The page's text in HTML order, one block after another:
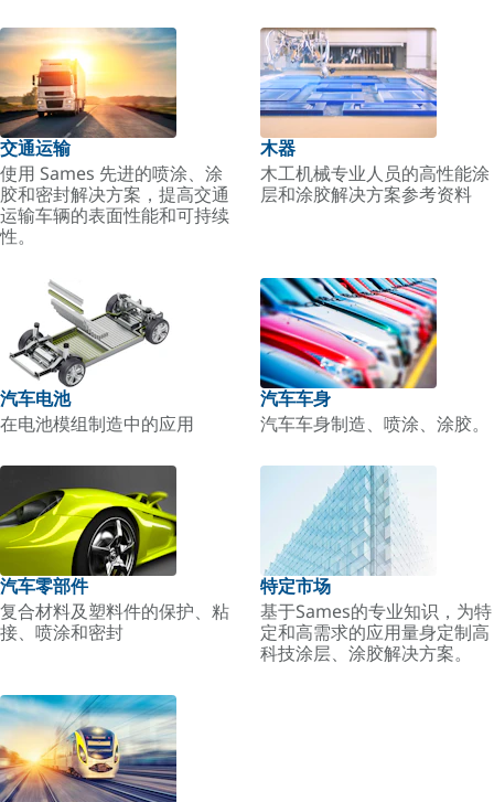
交通运输
使用 Sames 先进的喷涂、涂
胶和密封解决方案，提高交通
运输车辆的表面性能和可持续
性。
木器
木工机械专业人员的高性能涂
层和涂胶解决方案参考资料
汽车电池
在电池模组制造中的应用
汽车车身
汽车车身制造、喷涂、涂胶。
汽车零部件
复合材料及塑料件的保护、粘
接、喷涂和密封
特定市场
基于Sames的专业知识，为特
定和高需求的应用量身定制高
科技涂层、涂胶解决方案。